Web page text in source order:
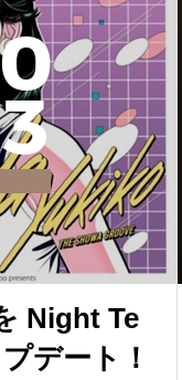
3
Night Te
デート！